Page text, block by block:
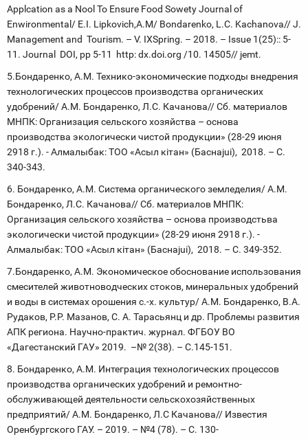
Applcation as a Nool To Ensure Food Sowety Journal of
Enwironmental/ E.I. Lipkovich,A.M/ Bondarenko, L.C. Kachanova// J.
Management and Tourism. – V. IХSpring. – 2018. – Issue 1(25):: 5-
11. Journal DOI, pp 5-11 http: dx.doi.org /10. 14505// jemt.
5.Бондаренко, А.М. Технико-экономические подходы внедрения
технологических процессов производства органических
удобрений/ А.М. Бондаренко, Л.С. Качанова// Сб. материалов
МНПК: Организация сельского хозяйства – основа
производства экологически чистой продукции» (28-29 июня
2918 г.). - Алмалыбак: ТОО «Асыл кiтан» (Баснаjui), 2018. – С.
340-343.
6. Бондаренко, А.М. Система органического земледелия/ А.М.
Бондаренко, Л.С. Качанова// Сб. материалов МНПК:
Организация сельского хозяйства – основа производстьва
экологически чистой продукции» (28-29 июня 2918 г.). -
Алмалыбак: ТОО «Асыл кiтан» (Баснаjui), 2018. – С. 349-352.
7.Бондаренко, А.М. Экономическое обоснование использования
смесителей животноводческих стоков, минеральных удобрений
и воды в системах орошения с.-х. культур/ А.М. Бондаренко, В.А.
Рудаков, Р.Р. Мазанов, С. А. Тарасьянц и др. Проблемы развития
АПК региона. Научно-практич. журнал. ФГБОУ ВО
«Дагестанский ГАУ» 2019. –№ 2(38). – С.145-151.
8. Бондаренко, А.М. Интеграция технологических процессов
производства органических удобрений и ремонтно-
обслуживающей деятельности сельскохозяйственных
предприятий/ А.М. Бондаренко, Л.С Качанова// Известия
Оренбургского ГАУ. – 2019. – №4 (78). – С. 130-